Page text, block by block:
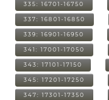
335: 16701-16750
337: 16801-16850
339: 16901-16950
341: 17001-17050
343: 17101-17150
345: 17201-17250
347: 17301-17350